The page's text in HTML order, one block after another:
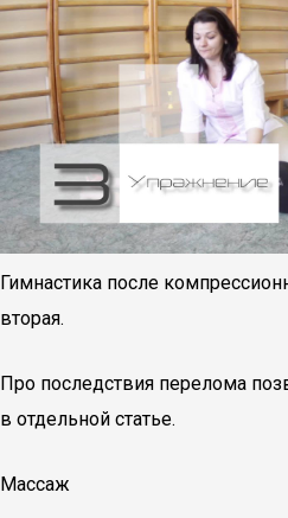
Гимнастика после
вторая.
Про последствия перелома
в отдельной статье.
Массаж